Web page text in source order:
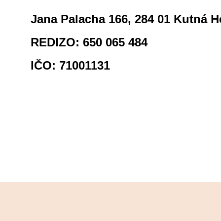
Jana Palacha 166, 284 01 Kutná
REDIZO: 650 065 484
IČO: 71001131